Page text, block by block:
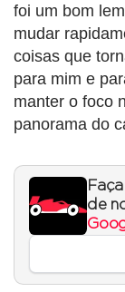
foi um bom
mudar
coisas que
para mim e
manter o foco
panorama do
de